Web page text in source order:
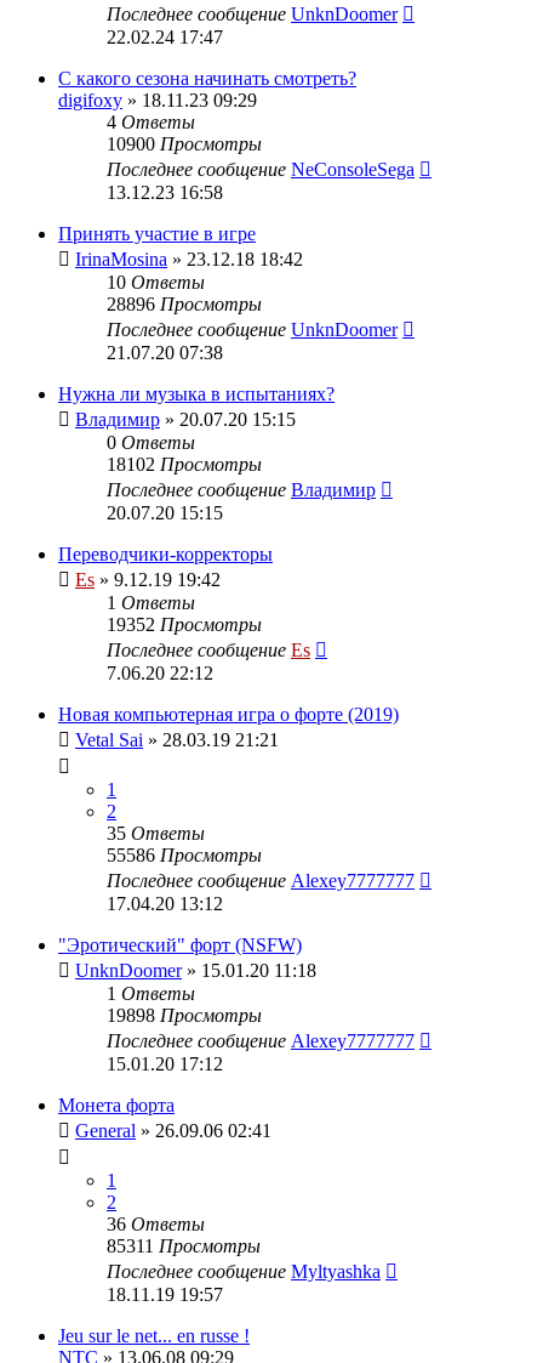
Последнее сообщение UnknDoomer
22.02.24 17:47
С какого сезона начинать смотреть?
digifoxy » 18.11.23 09:29
4 Ответы
10900 Просмотры
Последнее сообщение NeConsoleSega
13.12.23 16:58
Принять участие в игре
IrinaMosina » 23.12.18 18:42
10 Ответы
28896 Просмотры
Последнее сообщение UnknDoomer
21.07.20 07:38
Нужна ли музыка в испытаниях?
Владимир » 20.07.20 15:15
0 Ответы
18102 Просмотры
Последнее сообщение Владимир
20.07.20 15:15
Переводчики-корректоры
Es » 9.12.19 19:42
1 Ответы
19352 Просмотры
Последнее сообщение Es
7.06.20 22:12
Новая компьютерная игра о форте (2019)
Vetal Sai » 28.03.19 21:21
1
2
35 Ответы
55586 Просмотры
Последнее сообщение Alexey7777777
17.04.20 13:12
"Эротический" форт (NSFW)
UnknDoomer» 15.01.20 11:18
1 Ответы
19898 Просмотры
Последнее сообщение Alexey7777777
15.01.20 17:12
Монета форта
General » 26.09.06 02:41
1
2
36 Ответы
85311 Просмотры
Последнее сообщение Myltyashka
18.11.19 19:57
Jeu sur le net... en russe !
NTC » 13.06.08 09:29